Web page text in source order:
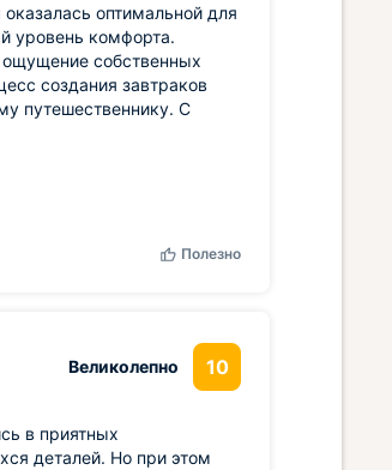
оптимальной для
уровень комфорта.
ощущение собственных
создания завтраков
путешественнику. С
Полезно
Великолепно 10
в приятных
деталей. Но при этом